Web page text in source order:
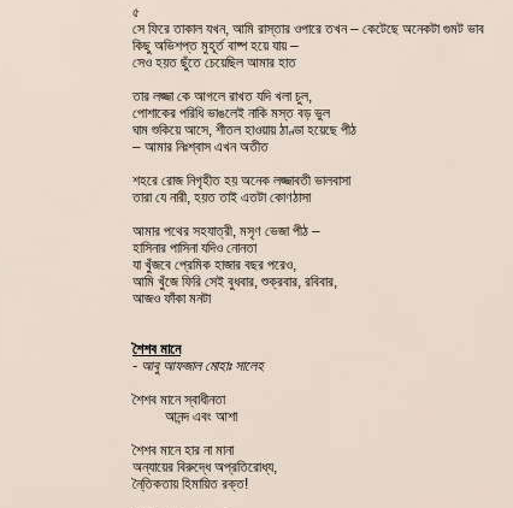
৫
সে ফিরে তাকাল যখন, আমি রাস্তার ওপারে তখন – কেটেছে অনেকটা গুমট ভাব
কিছু অভিশপ্ত মুহূর্ত বাষ্প হয়ে যায় –
সেও হয়ত ছুঁতে চেয়েছিল আমার হাত
তার লজ্জা কে আগলে রাখত যদি খলা চুল,
পোশাকের পরিধি ভাঙলেই নাকি মস্ত বড় ভুল
ঘাম শুকিয়ে আসে, শীতল হাওয়ায় ঠাণ্ডা হয়েছে পীঠ
– আমার নিঃশ্বাস এখন অতীত
শহরে রোজ নিগৃহীত হয় অনেক লজ্জাবতী ভালবাসা
তারা যে নারী, হয়ত তাই এতটা কোণঠাসা
আমার পথের সহযাত্রী, মসৃণ ভেজা পীঠ –
হাসিনার পাসিনা যদিও নোনতা
যা খুঁজবে প্রেমিক হাজার বছর পরেও,
আমি খুঁজে ফিরি সেই বুধবার, শুক্রবার, রবিবার,
আজও ফাঁকা মনটা
শৈশব মানে
- আবু আফজাল মোহাঃ সালেহ
শৈশব মানে স্বাধীনতা
আনন্দ এবং আশা
শৈশব মানে হার না মানা
অন্যায়ের বিরুদ্ধে অপ্রতিরোধ্য,
নৈ্তিকতায় হিমায়িত রক্ত!